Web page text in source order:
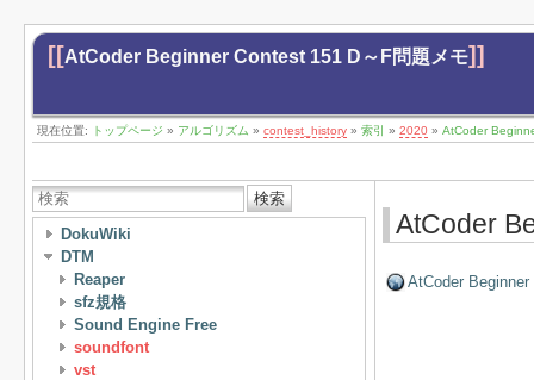
[[AtCoder Beginner Contest 151 D～F問題メモ]]
現在位置: トップページ » アルゴリズム » contest_history » 索引 » 2020 » AtCoder
検索
DokuWiki
DTM
Reaper
sfz規格
Sound Engine Free
soundfont
vst
AtCoder
AtCoder